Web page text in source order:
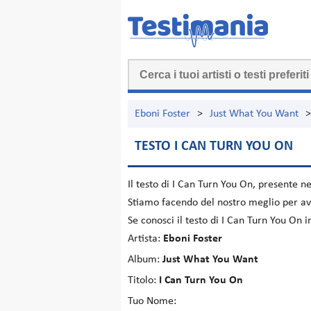
Eboni Foster > Just What You Want >
TESTO I CAN TURN YOU ON
Il testo di I Can Turn You On, presente
Stiamo facendo del nostro meglio per
Se conosci il testo di I Can Turn You
Artista: Eboni Foster
Album: Just What You Want
Titolo:
I Can Turn You On
Tuo Nome: